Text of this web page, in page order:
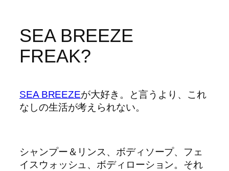
SEA BREEZE
FREAK?
SEA BREEZEが大好き。と言うより、これ
なしの生活が考えられない。
シャンプー＆リンス、ボディソープ、フェ
イスウォッシュ、ボディローション。それ